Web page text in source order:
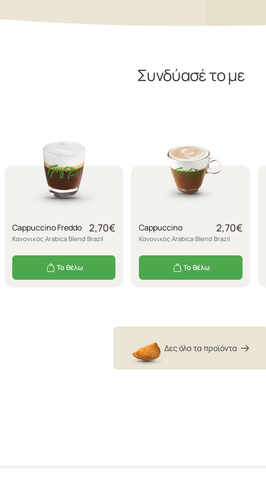
Συνδύασέ το με
Cappuccino Freddo 2,70€
Κανονικός Arabica Blend Brazil
Το θέλω
Cappuccino 2,70€
Κανονικός Arabica Blend Brazil
Το θέλω
Δες όλα τα προϊόντα